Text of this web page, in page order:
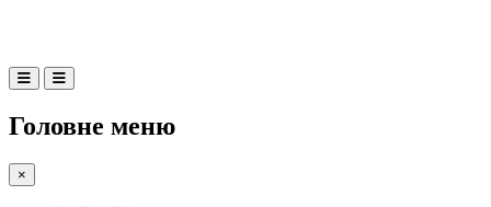
Головне меню
×